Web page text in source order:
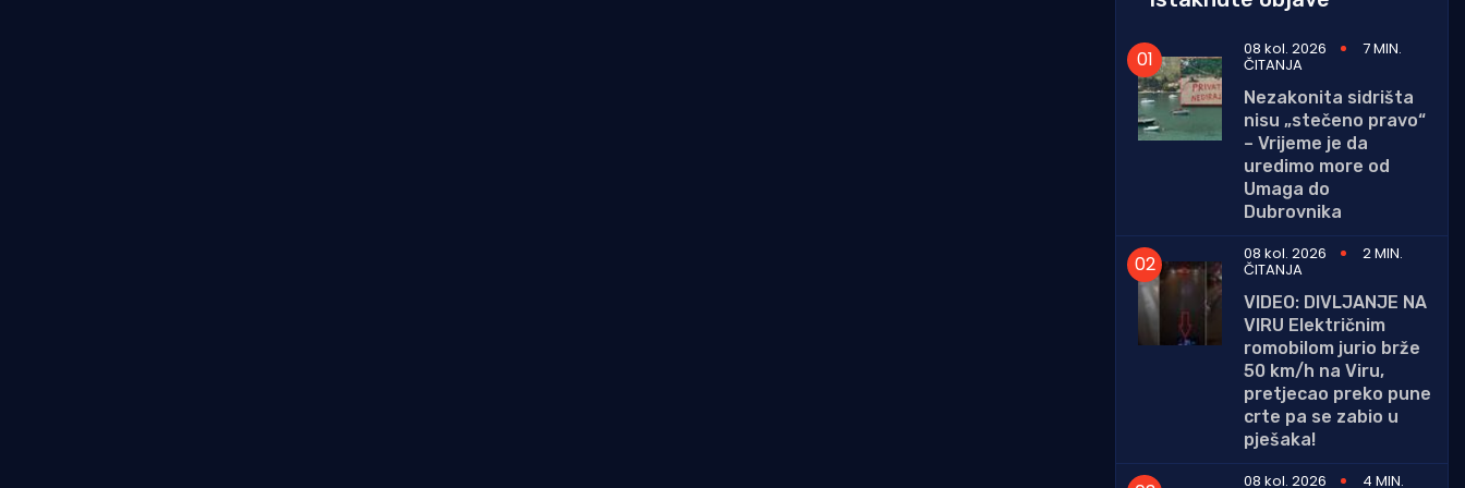
08 kol. 2026 7 MIN.
ČITANJA
Nezakonita sidrišta
nisu „stečeno pravo“
– Vrijeme je da
uredimo more od
Umaga do
Dubrovnika
08 kol. 2026
2 MIN.
ČITANJA
VIDEO: DIVLJANJE NA
VIRU Električnim
romobilom jurio brže
50 km/h na Viru,
pretjecao preko pune
crte pa se zabio u
pješaka!
08 kol. 2026
4 MIN.